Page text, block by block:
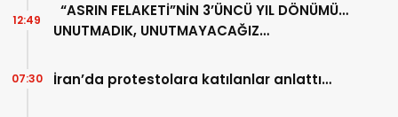
“ASRIN FELAKETİ”NİN 3’ÜNCÜ YIL DÖNÜMÜ…
UNUTMADIK, UNUTMAYACAĞIZ…
12:49
İran’da protestolara katılanlar anlattı…
07:30